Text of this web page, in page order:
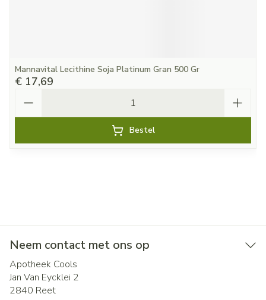
Mannavital Lecithine Soja Platinum Gran 500 Gr
€ 17,69
Bestel
Neem contact met ons op
Apotheek Cools
Jan Van Eycklei 2
2840 Reet